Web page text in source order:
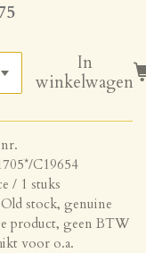
In
winkelwagen
C19654
/ 1 stuks
stock, genuine
product, geen BTW
voor o.a.